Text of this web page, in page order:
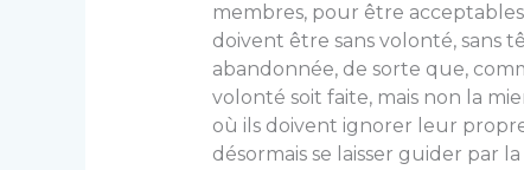
membres, pour être
doivent être sans volonté, sans
abandonnée, de sorte que,
volonté soit faite, mais non la
où ils doivent ignorer leur
désormais se laisser guider par